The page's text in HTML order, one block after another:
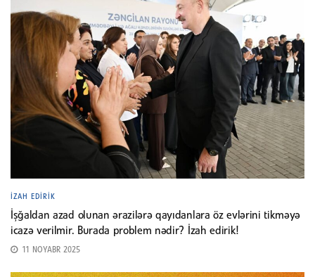
İZAH EDIRIK
İşğaldan azad olunan ərazilərə qayıdanlara öz evlərini tikməyə
icazə verilmir. Burada problem nədir? İzah edirik!
11 NOYABR 2025